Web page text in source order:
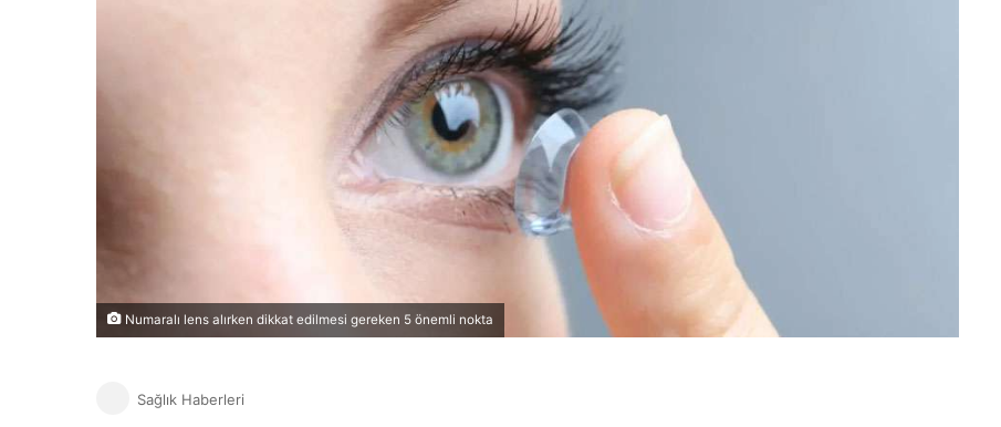
Numaralı lens alırken dikkat edilmesi gereken 5 önemli nokta
Sağlık Haberleri